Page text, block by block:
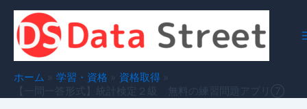
ホーム 学習・資格
資格取得
【一問一答形式】統計検定２級 無料の練習問題アプリ⑦